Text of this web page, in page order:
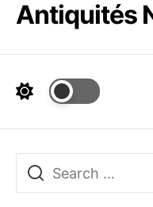
SkipAntiquités